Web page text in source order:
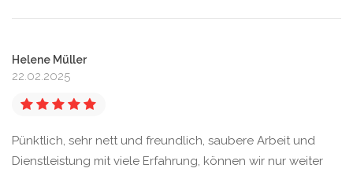
Helene Müller
22.02.2025
Pünktlich, sehr nett und freundlich, saubere Arbeit und
Dienstleistung mit viele Erfahrung, können wir nur weiter